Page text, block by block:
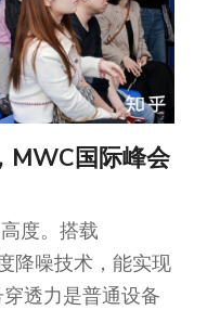
MWC国际峰会
度。搭载
降噪技术，能实现
透力是普通设备